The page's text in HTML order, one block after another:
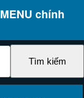
chính